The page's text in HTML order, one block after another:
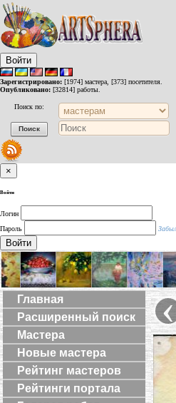
Войти
Зарегистрировано: [1974] мастера, [373] посетителя.
Опубликовано: [32814] работы.
Поиск по:
×
Войти
Логин
Пароль
Войти
Главная
Расширенный поиск
Мастера
Новые мастера
Рейтинг мастеров
Рейтинги портала
‹